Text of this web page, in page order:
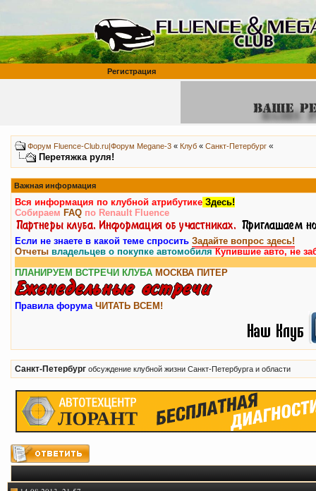
Регистрация
Форум Fluence-Club.ru|Форум Megane-3 « Клуб « Санкт-Петербург «
Перетяжка руля!
Важная информация
Вся информация по клубной атрибутике Здесь!
Собираем FAQ по Renault Fluence
Если не знаете в какой теме спросить Задайте вопрос здесь!
Отчеты владельцев о покупке автомобиляКупившие авто, не
ПЛАНИРУЕМ ВСТРЕЧИ КЛУБА МОСКВА ПИТЕР
Правила форума ЧИТАТЬ ВСЕМ!
Санкт-Петербург обсуждение клубной жизни Санкт-Петербурга и области